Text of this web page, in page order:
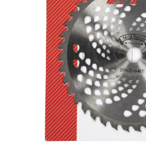
Piese de schimb vehicule electrice
Scutere electrice
Scutere pe benzina
Tricicluri cargo fara permis
Tricicluri persoane
Trotinete electrice
Biciclete, trotinete, triciclete
Biciclete electrice